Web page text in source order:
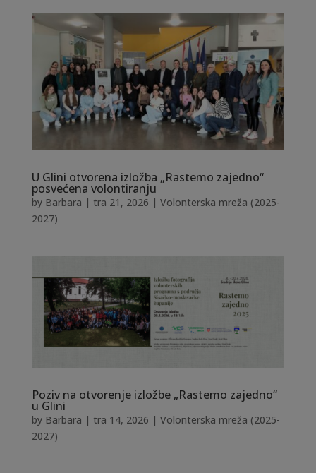
U Glini otvorena izložba „Rastemo zajedno“
posvećena volontiranju
by Barbara | tra 21, 2026 | Volonterska mreža (2025-
2027)
Poziv na otvorenje izložbe „Rastemo zajedno“
u Glini
by Barbara | tra 14, 2026 | Volonterska mreža (2025-
2027)